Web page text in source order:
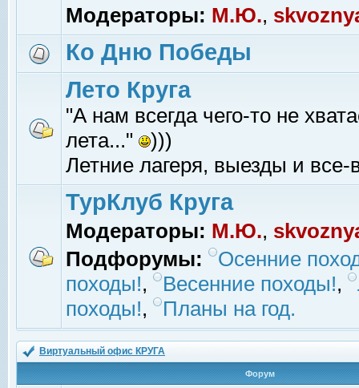
Модераторы: М.Ю.,
Ко Дню Победы
Лето Круга
"А нам всегда чего-то не
лета..."
)))
Летние лагеря, выезды и все-
ТурКлуб Круга
Модераторы: М.Ю.,
Подфорумы:
Осенние
походы!, Весенние походы!,
походы!, Планы на год.
Виртуальный офис КРУГА
Форум